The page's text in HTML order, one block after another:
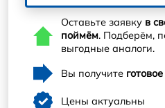
Оставьте заявку в
поймём. Подберём,
выгодные аналоги.
Вы получите
Цены актуальны